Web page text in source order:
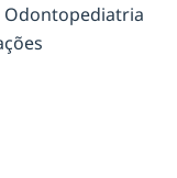
Odontopediatria